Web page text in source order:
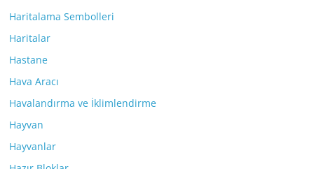
Haritalama Sembolleri
Haritalar
Hastane
Hava Aracı
Havalandırma ve İklimlendirme
Hayvan
Hayvanlar